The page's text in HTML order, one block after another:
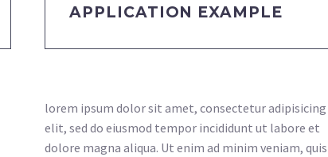
APPLICATION EXAMPLE
lorem ipsum dolor sit amet, consectetur adipisicing
elit, sed do eiusmod tempor incididunt ut labore et
dolore magna aliqua. Ut enim ad minim veniam, quis